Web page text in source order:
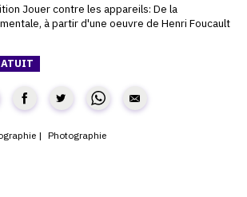
CONTACT
Jouer contre les appareils: De la
à partir d'une oeuvre de Henri Foucault
Photographie